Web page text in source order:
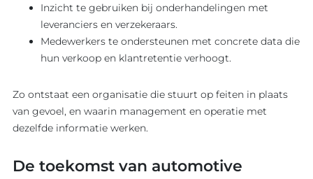
Inzicht te gebruiken bij onderhandelingen met
leveranciers en verzekeraars.
Medewerkers te ondersteunen met concrete data die
hun verkoop en klantretentie verhoogt.
Zo ontstaat een organisatie die stuurt op feiten in plaats
van gevoel, en waarin management en operatie met
dezelfde informatie werken.
De toekomst van automotive